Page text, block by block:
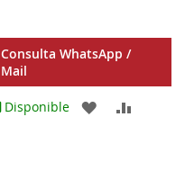
Consulta WhatsApp /
Mail
Disponible
AGREGAR